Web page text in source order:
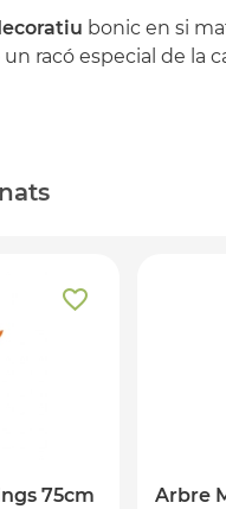
bonic en si
un racó especial de la
75cm Arbre